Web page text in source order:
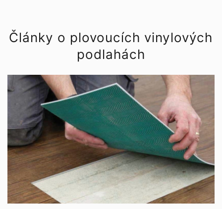
Články o plovoucích vinylových
podlahách